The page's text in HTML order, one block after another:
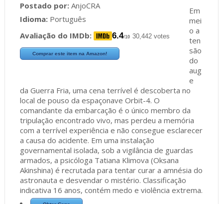
Postado por:AnjoCRA
Idioma:Português
Avaliação do IMDb:
6.4/10 30,442 votes
Comprar este item na Amazon!
Em
mei
o a
ten
são
do
aug
e
da Guerra Fria, uma cena terrível é descoberta no
local de pouso da espaçonave Orbit-4. O
comandante da embarcação é o único membro da
tripulação encontrado vivo, mas perdeu a memória
com a terrível experiência e não consegue esclarecer
a causa do acidente. Em uma instalação
governamental isolada, sob a vigilância de guardas
armados, a psicóloga Tatiana Klimova (Oksana
Akinshina) é recrutada para tentar curar a amnésia do
astronauta e desvendar o mistério. Classificação
indicativa 16 anos, contém medo e violência extrema.